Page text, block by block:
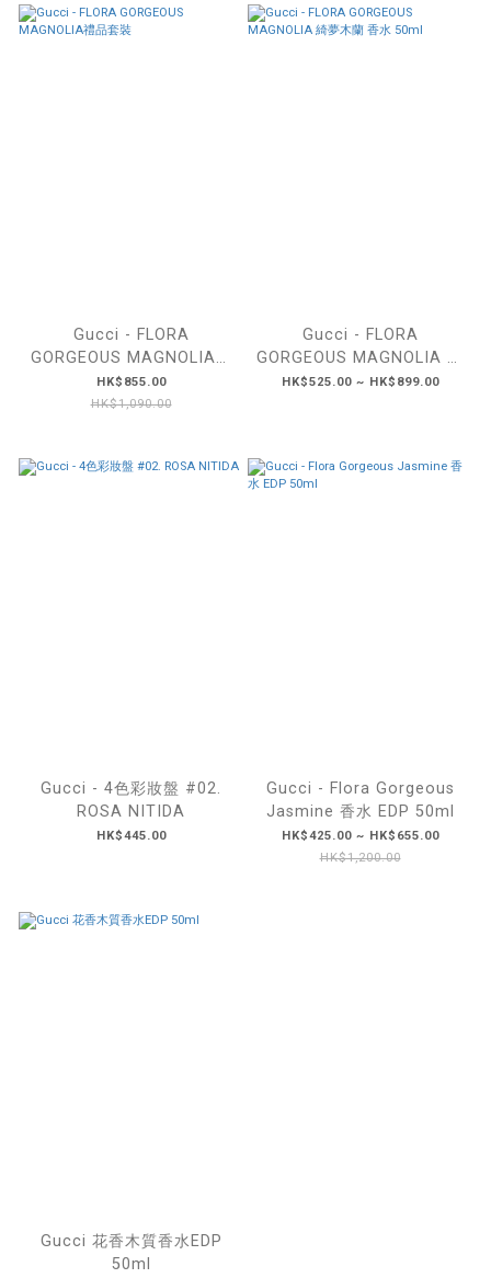
Gucci - FLORA
GORGEOUS MAGNOLIA禮
品套裝
HK$855.00
HK$1,090.00
Gucci - FLORA
GORGEOUS MAGNOLIA 綺
夢木蘭 香水 50ml
HK$525.00 ~ HK$899.00
Gucci - 4色彩妝盤 #02.
ROSA NITIDA
HK$445.00
Gucci - Flora Gorgeous
Jasmine 香水 EDP 50ml
HK$425.00 ~ HK$655.00
HK$1,200.00
Gucci 花香木質香水EDP
50ml